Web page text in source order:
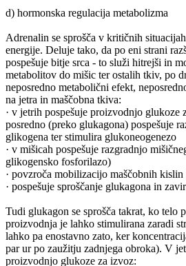
d) hormonska regulacija metabolizma
Adrenalin se sprošča v kritičnih
energije. Deluje tako, da po eni strani
pospešuje bitje srca - to služi hitrejši in
metabolitov do mišic ter ostalih tkiv, po
neposredno metabolični efekt,
na jetra in maščobna tkiva:
· v jetrih pospešuje proizvodnjo glukoze
posredno (preko glukagona) pospešuje
glikogena ter stimulira glukoneogenezo
· v mišicah pospešuje razgradnjo
glikogensko fosforilazo)
· povzroča mobilizacijo maščobnih
· pospešuje sproščanje glukagona in
Tudi glukagon se sprošča takrat, ko telo
proizvodnja je lahko stimulirana zaradi
lahko pa enostavno zato, ker
par ur po zaužitju zadnjega obroka). V
proizvodnjo glukoze za izvoz: